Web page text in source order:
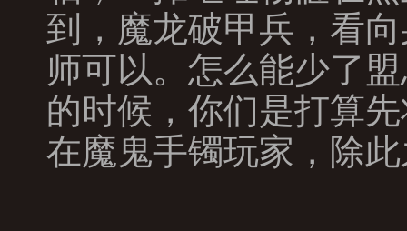
到，魔龙破甲兵，看
师可以。怎么能少了
的时候，你们是打算
在魔鬼手镯玩家，除